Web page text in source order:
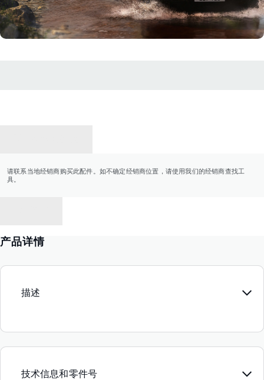
请联系当地经销商购买此配件。如不确定经销商位置，请使用我们的经销商查找工
具。
产品详情
描述
技术信息和零件号